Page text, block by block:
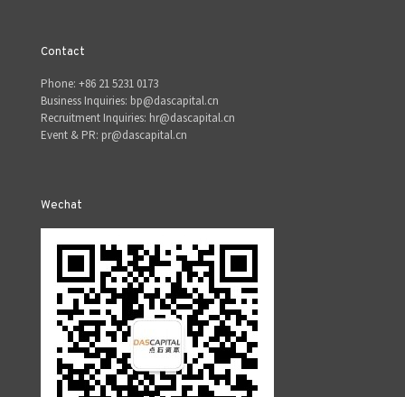
Contact
Phone: +86 21 5231 0173
Business Inquiries: bp@dascapital.cn
Recruitment Inquiries: hr@dascapital.cn
Event & PR: pr@dascapital.cn
Wechat